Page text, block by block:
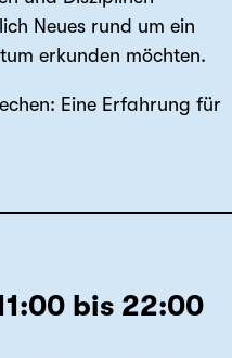
Neues rund um ein
erkunden möchten.
Eine Erfahrung für
bis 22:00